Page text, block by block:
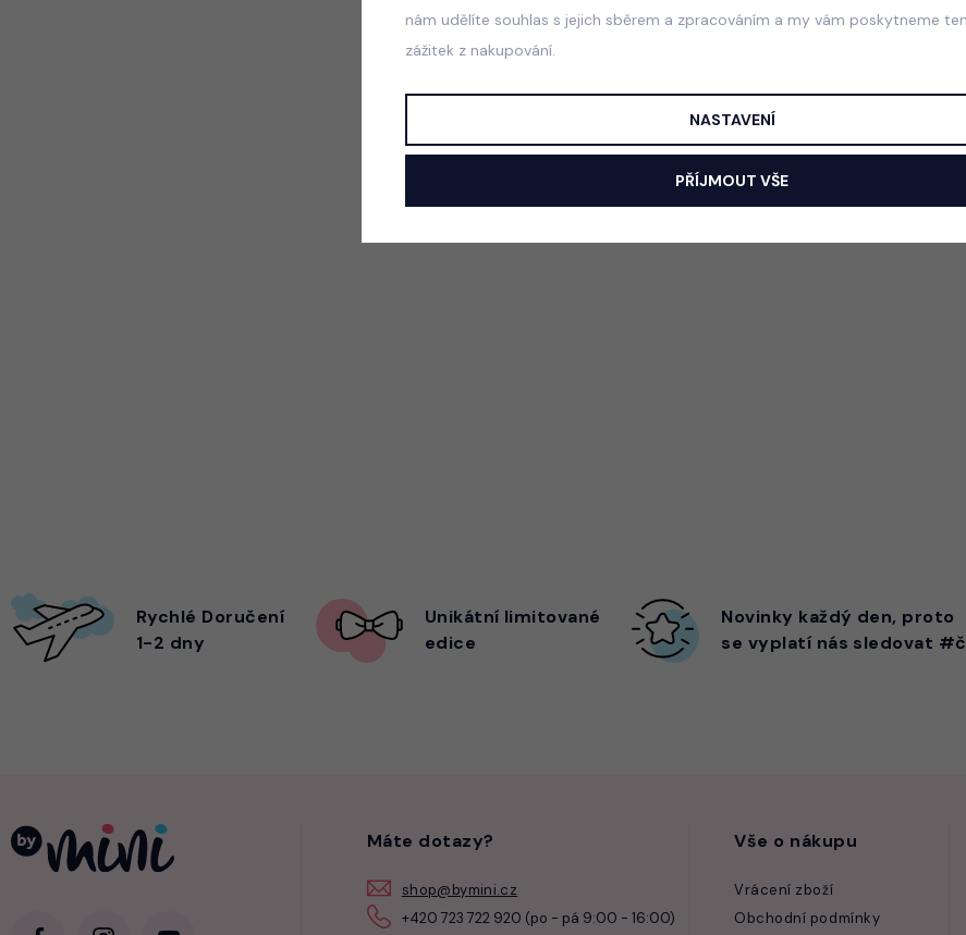
Rychlé Doručení
1-2 dny
Unikátní limitované
edice
Novinky každý den, proto
se vyplatí nás sledovat
Máte dotazy?
shop@bymini.cz
+420 723 722 920 (po - pá 9:00 - 16:00)
Vše o nákupu
Vrácení zboží
Obchodní podmínky
nám udělíte souhlas s jejich sběrem a zpracováním a my vám poskytneme
zážitek z nakupování.
NASTAVENÍ
PŘÍJMOUT VŠE